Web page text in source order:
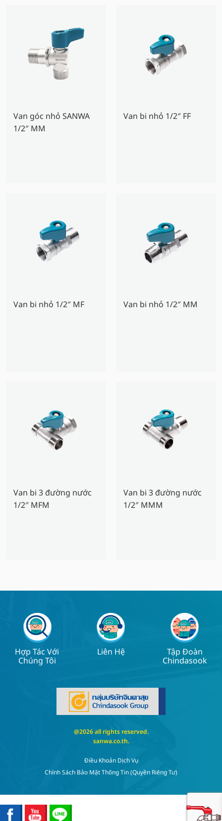
Van góc nhỏ SANWA
1/2″ MM
Van bi nhỏ 1/2″ FF
Van bi nhỏ 1/2″ MF Van bi nhỏ 1/2″ MM
Van bi 3 đường nước
1/2″ MFM
Van bi 3 đường nước
1/2″ MMM
Hợp Tác Với
Chúng Tôi
Liên Hệ Tập Đoàn
Chindasook
@2026 all rights reserved.
sanwa.co.th.
Điều Khoản Dịch Vụ
Chính Sách Bảo Mật Thông Tin (quyền Riêng Tư)